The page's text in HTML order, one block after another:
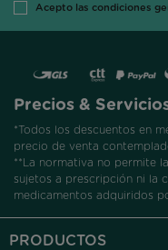
Acepto las condiciones
Precios &
*Todos los descuentos en
precio de venta
**La normativa no permite
sujetos a prescripción ni la
medicamentos adquiridos
PRODUCTOS